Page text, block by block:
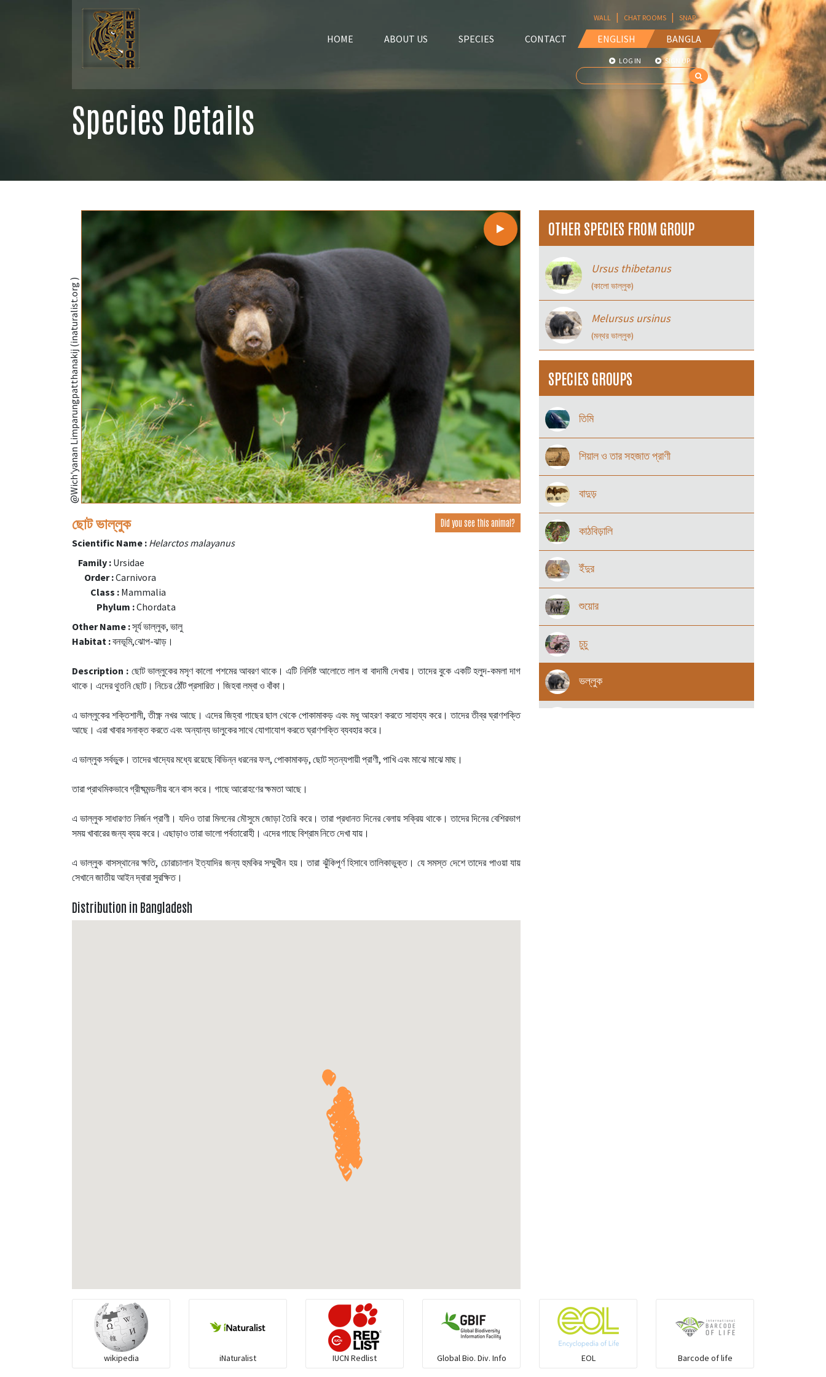
HOME ABOUT US SPECIES CONTACT ENGLISH BANGLA
WALL | CHAT ROOMS | SNAP
LOG IN SIGN UP
Species Details
@Wich'yanan Limparungpatthanakij (inaturalist.org )
ছোট ভাল্লুক Did you see this animal?
Scientific Name : Helarctos malayanus
Family : Ursidae
Order :Carnivora
Class : Mammalia
Phylum :Chordata
Other Name :সূর্য ভাল্লুক, ভালু
Habitat :বনভূমি,ঝোপ-ঝাড়।
Description : ছোট ভাল্লুকের মসৃণ কালো পশমের আবরণ থাকে। এটি নির্দিষ্ট আলোতে লাল বা বাদামী দেখায়। তাদের বুকে একটি হলুদ-কমলা দাগ
থাকে। এদের থুতনি ছোট। নিচের ঠোঁট প্রসারিত। জিহবা লম্বা ও বাঁকা।
এ ভাল্লুকের শক্তিশালী, তীক্ষ্ণ নখর আছে। এদের জিহ্বা গাছের ছাল থেকে পোকামাকড় এবং মধু আহরণ করতে সাহায্য করে। তাদের তীব্র ঘ্রাণশক্তি
আছে। এরা খাবার সনাক্ত করতে এবং অন্যান্য ভালুকের সাথে যোগাযোগ করতে ঘ্রাণশক্তি ব্যবহার করে।
এ ভাল্লুক সর্বভুক। তাদের খাদ্যের মধ্যে রয়েছে বিভিন্ন ধরনের ফল, পোকামাকড়, ছোট স্তন্যপায়ী প্রাণী, পাখি এবং মাঝে মাঝে মাছ।
তারা প্রাথমিকভাবে গ্রীষ্মমন্ডলীয় বনে বাস করে। গাছে আরোহণের ক্ষমতা আছে।
এ ভাল্লুক সাধারণত নির্জন প্রাণী। যদিও তারা মিলনের মৌসুমে জোড়া তৈরি করে। তারা প্রধানত দিনের বেলায় সক্রিয় থাকে। তাদের দিনের বেশিরভাগ
সময় খাবারের জন্য ব্যয় করে। এছাড়াও তারা ভালো পর্বতারোহী। এদের গাছে বিশ্রাম নিতে দেখা যায়।
এ ভাল্লুক বাসস্থানের ক্ষতি, চোরাচালান ইত্যাদির জন্য হুমকির সম্মুখীন হয়। তারা ঝুঁকিপূর্ণ হিসাবে তালিকাভুক্ত। যে সমস্ত দেশে তাদের পাওয়া যায়
সেখানে জাতীয় আইন দ্বারা সুরক্ষিত।
Distribution in Bangladesh
OTHER SPECIES FROM GROUP
Ursus thibetanus
(কালো ভাল্লুক)
Melursus ursinus
(মন্থর ভাল্লুক)
SPECIES GROUPS
তিমি
শিয়াল ও তার সহজাত প্রাণী
বাদুড়
কাঠবিড়ালি
ইঁদুর
শুয়োর
চুচু
ভল্লুক
wikipedia iNaturalist IUCN Redlist Global Bio. Div. Info EOL Barcode of life